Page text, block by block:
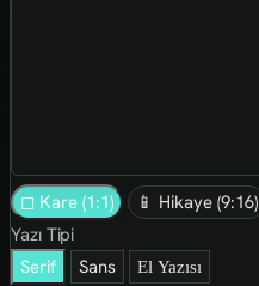
◻ Kare (1:1)
📱 Hikaye (9:16)
Yazı Tipi
Serif
Sans El Yazısı